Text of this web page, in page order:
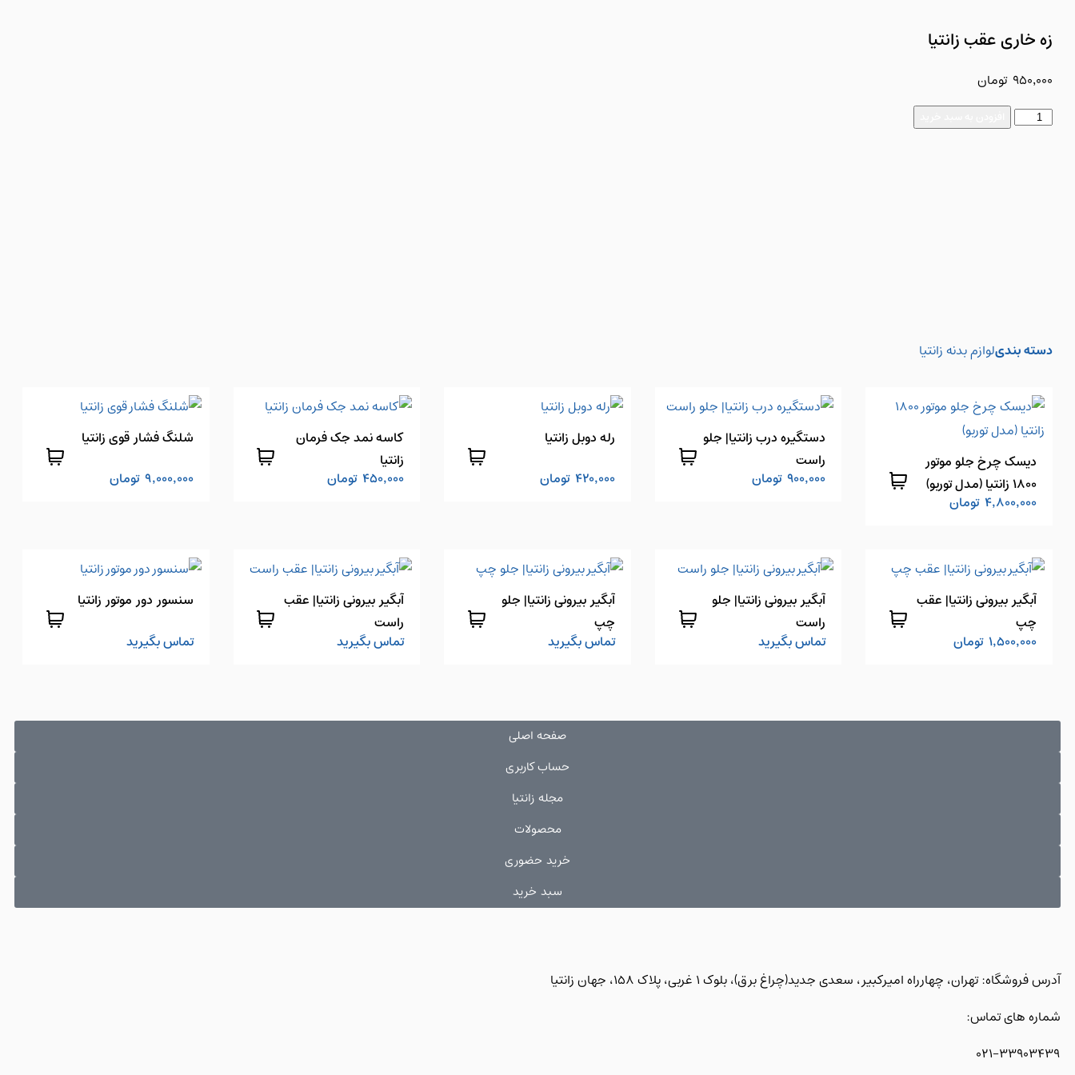
زه خاری عقب زانتیا
950,000 تومان
دسته بندیلوازم بدنه زانتیا
دیسک چرخ جلو موتور
1800 زانتیا (مدل توربو)
4,800,000 تومان
دستگیره درب زانتیا| جلو
راست
900,000 تومان
رله دوبل زانتیا
420,000 تومان
کاسه نمد جک فرمان
زانتیا
450,000 تومان
شلنگ فشار قوی زانتیا
9,000,000 تومان
آبگیر بیرونی زانتیا| عقب
چپ
1,500,000 تومان
آبگیر بیرونی زانتیا| جلو
راست
تماس بگیرید
آبگیر بیرونی زانتیا| جلو
چپ
تماس بگیرید
آبگیر بیرونی زانتیا| عقب
راست
تماس بگیرید
سنسور دور موتور زانتیا
تماس بگیرید
صفحه اصلی
حساب کاربری
مجله زانتیا
محصولات
خرید حضوری
سبد خرید
آدرس فروشگاه: تهران، چهارراه امیرکبیر، سعدی جدید(چراغ برق)، بلوک 1 غربی، پلاک 158، جهان زانتیا
شماره های تماس:
021-33903439